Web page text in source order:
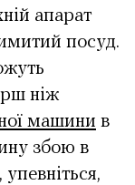
апарат
посуд.
ніж
машини в
збою в